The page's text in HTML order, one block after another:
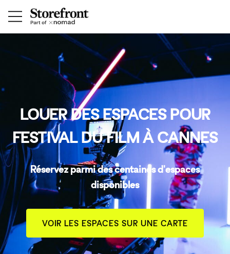
LOUER DES ESPACES POUR
FESTIVAL DU FILM À CANNES
Réservez parmi des centaines d'espaces
disponibles
VOIR LES ESPACES SUR UNE CARTE